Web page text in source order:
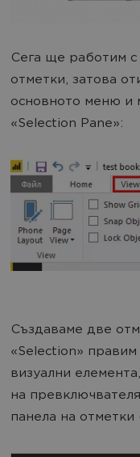
Сега ще работим с
отметки, затова
основното меню и
«Selection Pane»:
Създаваме две
«Selection»
визуални
на
панела на